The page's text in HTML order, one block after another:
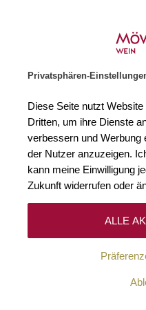
Privatsphären-
Diese Seite nutzt
Dritten, um ihre Dienste
verbessern und Werbung
der Nutzer anzuzeigen.
kann meine Einwilligung
Zukunft widerrufen oder
Zwei Tage,
Wittmann